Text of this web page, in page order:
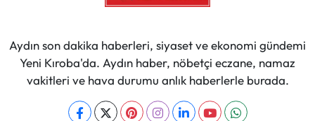
Aydın son dakika haberleri, siyaset ve ekonomi gündemi
Yeni Kıroba'da. Aydın haber, nöbetçi eczane, namaz
vakitleri ve hava durumu anlık haberlerle burada.